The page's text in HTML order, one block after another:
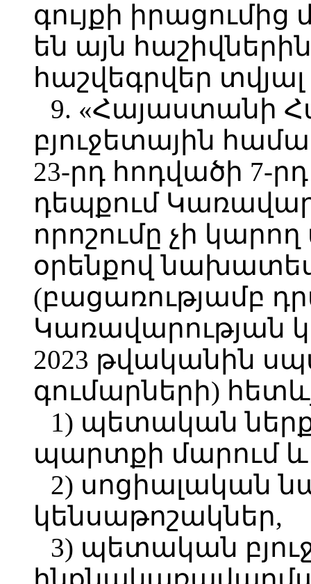
գույքի իրացումից
են այն
հաշվեգրվեր
9. «Հայաստանի
բյուջետային
23-րդ հոդվածի
դեպքում
որոշումը չի կարող
օրենքով
(բացառությամբ
Կառավարության
2023 թվականին
գումարների)
1) պետական
պարտքի մարում
2) սոցիալական
կենսաթոշակներ,
3) պետական